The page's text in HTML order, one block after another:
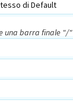
una barra finale "/"